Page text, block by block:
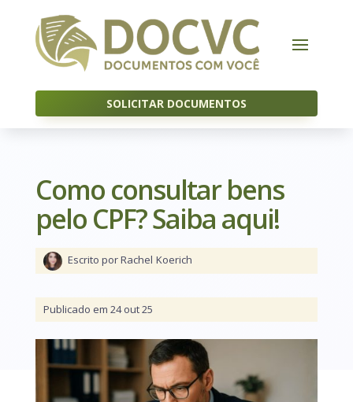
SOLICITAR DOCUMENTOS
Como consultar bens
pelo CPF? Saiba aqui!
Escrito por Rachel Koerich
Publicado em 24 out 25